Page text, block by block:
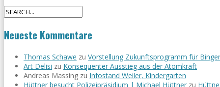
Neueste Kommentare
Thomas Schawe zu Vorstellung Zukunftsprogramm für
Art Delisi zu Konsequenter Ausstieg aus der Atomkraft
Andreas Massing zu Infostand Weiler, Kindergarten
Hüttner besucht Polizeipräsidium | Michael Hüttner zu